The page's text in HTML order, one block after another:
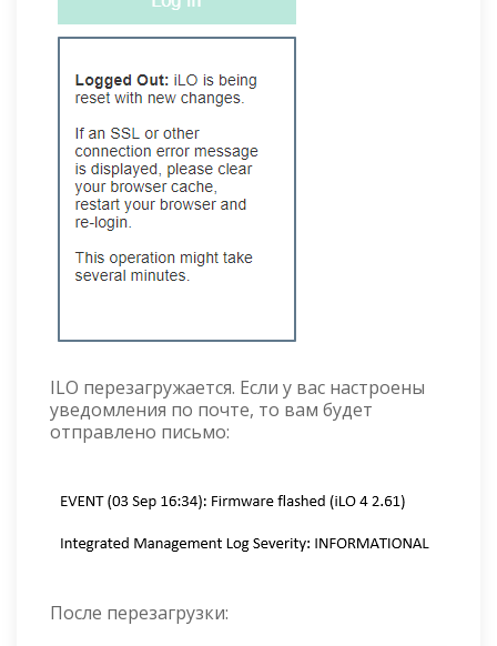
ILO перезагружается. Если у вас настроены
уведомления по почте, то вам будет
отправлено письмо:
После перезагрузки: